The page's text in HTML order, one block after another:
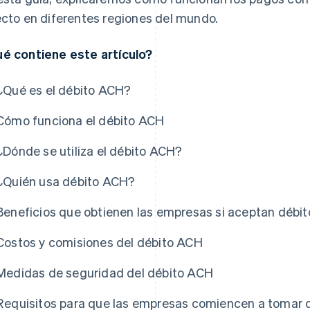
en diferentes regiones del mundo.
contiene este artículo?
es el débito ACH?
funciona el débito ACH
se utiliza el débito ACH?
usa débito ACH?
que obtienen las empresas si aceptan
y comisiones del débito ACH
de seguridad del débito ACH
para que las empresas comiencen a tomar